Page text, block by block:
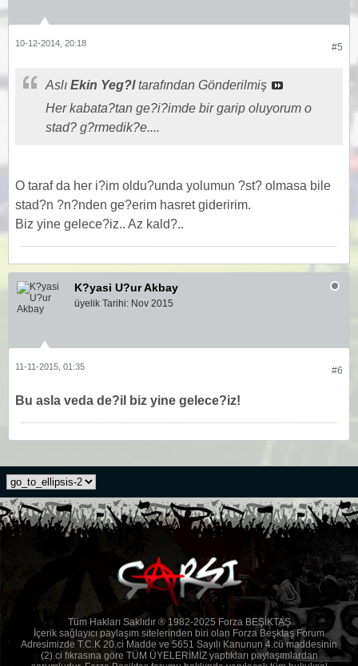
#5
10-12-2014, 20:18
Aslı Ekin Yeg?ltarafından Gönderilmiş
Her kabata?tan ge?i?imde bir garip oluyorum o
stad? g?rmedik?e....
O taraf da her i?im oldu?unda yolumun ?st? olmasa bile
stad?n ?n?nden ge?erim hasret gideririm.
Biz yine gelece?iz.. Az kald?..
K?yasi U?ur Akbay
üyelik Tarihi: Nov 2015
#6
11-11-2015, 01:35
Bu asla veda de?il biz yine gelece?iz!
Tüm Hakları Saklıdır ® 1982-2025 Forza BEŞİKTAŞ
İçerik sağlayıcı paylaşım sitelerinden biri olan Forza Beşktaş Forum
Adresimizde T.C.K 20.ci Madde ve 5651 Sayılı Kanunun 4.cü maddesinin
(2).ci fıkrasına göre TÜM ÜYELERİMİZ yaptıkları paylaşımlardan